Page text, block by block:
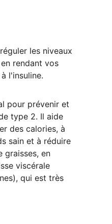
les niveaux
rendant vos
l'insuline.
pour prévenir et
type 2. Il aide
des calories, à
sain et à réduire
graisses, en
viscérale
qui est très